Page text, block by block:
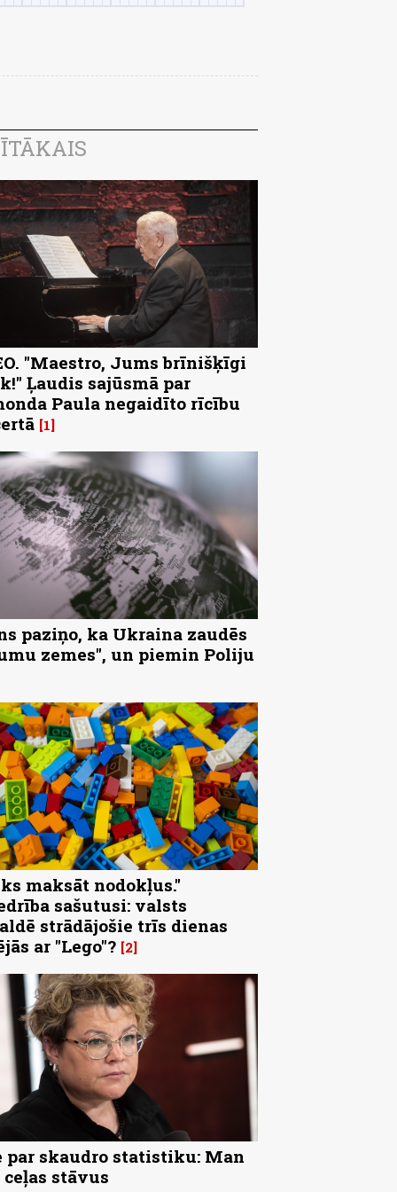
"Maestro, Jums brīnišķīgi
Ļaudis sajūsmā par
Paula negaidīto rīcību
1
paziņo, ka Ukraina zaudēs
zemes", un piemin Poliju
maksāt nodokļus."
sašutusi: valsts
strādājošie trīs dienas
ar "Lego"? 2
par skaudro statistiku: Man
stāvus